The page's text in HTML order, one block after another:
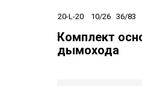
20-L-20 10/26 36/83
Комплект
дымохода